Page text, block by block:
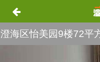
澄海区怡美园9楼72平
华侨小